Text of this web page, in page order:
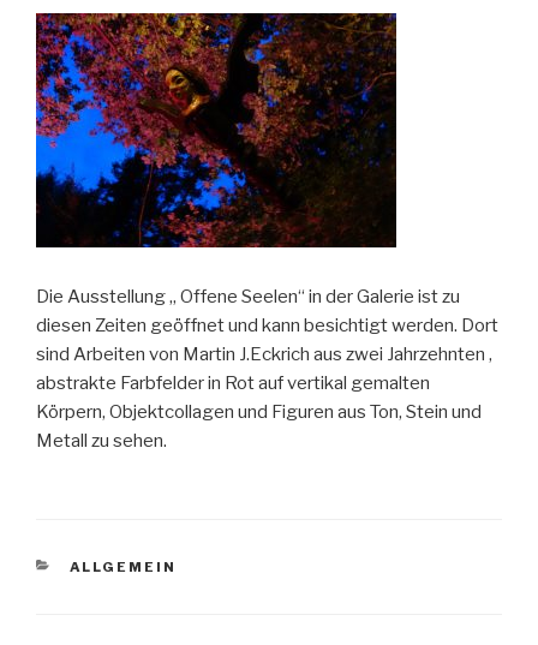
Die Ausstellung „ Offene Seelen“ in der Galerie ist zu
diesen Zeiten geöffnet und kann besichtigt werden. Dort
sind Arbeiten von Martin J.Eckrich aus zwei Jahrzehnten ,
abstrakte Farbfelder in Rot auf vertikal gemalten
Körpern, Objektcollagen und Figuren aus Ton, Stein und
Metall zu sehen.
KATEGORIEN
ALLGEMEIN